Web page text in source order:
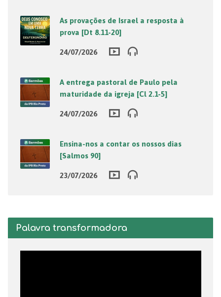
As provações de Israel a resposta à
prova [Dt 8.11-20]
24/07/2026
A entrega pastoral de Paulo pela
maturidade da igreja [Cl 2.1-5]
24/07/2026
Ensina-nos a contar os nossos dias
[Salmos 90]
23/07/2026
Palavra transformadora